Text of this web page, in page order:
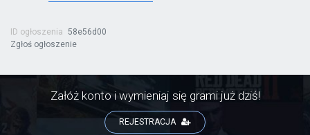
ID ogłoszenia
58e56d00
Zgłoś ogłoszenie
Załóż konto i wymieniaj się grami już dziś!
REJESTRACJA